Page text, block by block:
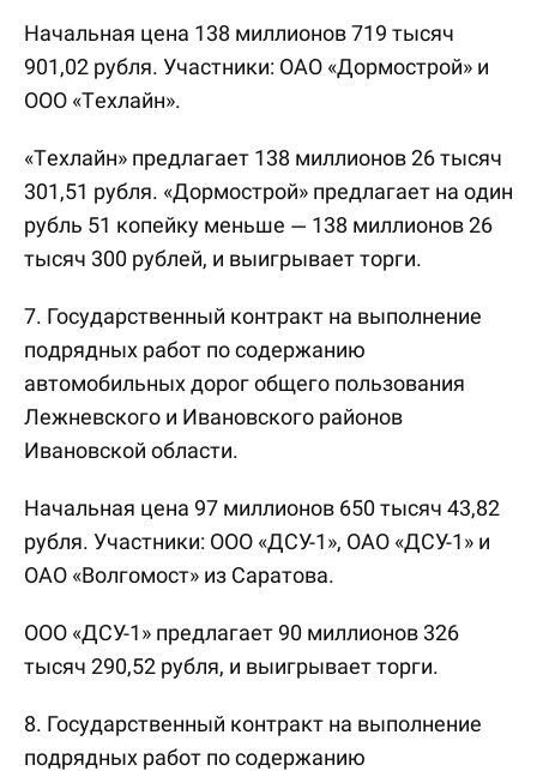
Начальная цена 138 миллионов 719 тысяч
901,02 рубля. Участники: ОАО «Дормострой» и
ООО «Техлайн».
«Техлайн» предлагает 138 миллионов 26 тысяч
301,51 рубля. «Дормострой» предлагает на один
рубль 51 копейку меньше — 138 миллионов 26
тысяч 300 рублей, и выигрывает торги.
7. Государственный контракт на выполнение
подрядных работ по содержанию
автомобильных дорог общего пользования
Лежневского и Ивановского районов
Ивановской области.
Начальная цена 97 миллионов 650 тысяч 43,82
рубля. Участники: ООО «ДСУ-1», ОАО «ДСУ-1» и
ОАО «Волгомост» из Саратова.
ООО «ДСУ-1» предлагает 90 миллионов 326
тысяч 290,52 рубля, и выигрывает торги.
8. Государственный контракт на выполнение
подрядных работ по содержанию